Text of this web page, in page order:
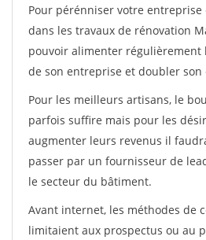
Pour pérénniser votre
dans les travaux de rénovation
pouvoir alimenter régulièrement
de son entreprise et doubler
Pour les meilleurs artisans, le
parfois suffire mais pour les
augmenter leurs revenus il
passer par un fournisseur de
le secteur du bâtiment.
Avant internet, les méthodes de
limitaient aux prospectus ou au